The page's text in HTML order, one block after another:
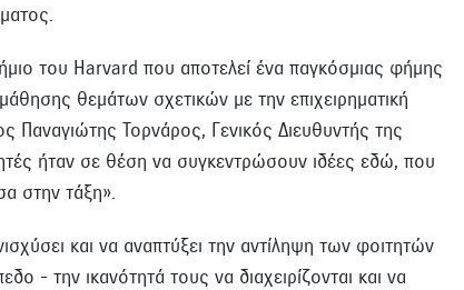
του Harvard που αποτελεί ένα παγκόσμιας φήμης
θεμάτων σχετικών με την επιχειρηματική
Παναγιώτης Τορνάρος, Γενικός Διευθυντής της
ήταν σε θέση να συγκεντρώσουν ιδέες εδώ, που
στην τάξη».
και να αναπτύξει την αντίληψη των φοιτητών
- την ικανότητά τους να διαχειρίζονται και να